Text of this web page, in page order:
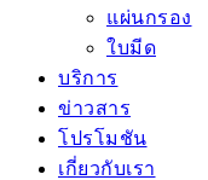
แผ่นกรอง
ใบมีด
บริการ
ข่าวสาร
โปรโมชัน
เกี่ยวกับเรา